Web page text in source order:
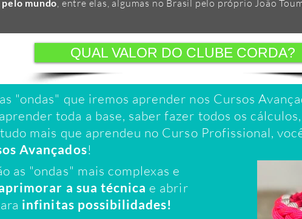
mundo, entre elas, algumas no Brasil pelo próprio João
QUAL VALOR DO CLUBE CORDA?
"ondas" que iremos aprender nos Cursos
toda a base, saber fazer todos os
mais que aprendeu no Curso Profissional,
Avançados!
as "ondas" mais complexas e
a sua técnica e abrir
infinitas possibilidades!